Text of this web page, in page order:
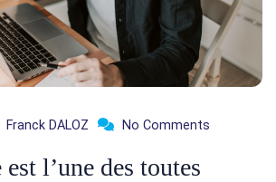
Franck DALOZ No Comments
est l’une des toutes